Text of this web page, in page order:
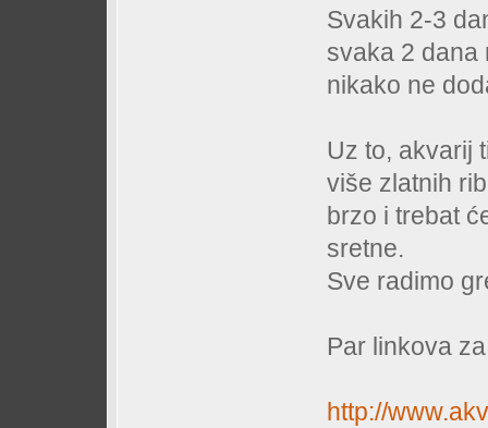
Svakih 2-3
svaka 2 dana
nikako ne
Uz to, akvarij
više zlatnih
brzo i trebat
sretne.
Sve radimo
Par linkova
http://